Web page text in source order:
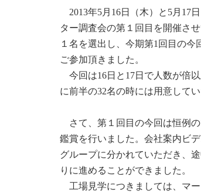
2013年5月16日（木）と5月17
ター調査会の第１回目を開催さ
１名を選出し、今期第1回目の今
ご参加頂きました。
今回は16日と17日で人数が倍
に前半の32名の時には用意して
さて、第１回目の今回は恒例
鑑賞を行いました。会社案内ビ
グループに分かれていただき、
りに進めることができました。
工場見学につきましては、マ